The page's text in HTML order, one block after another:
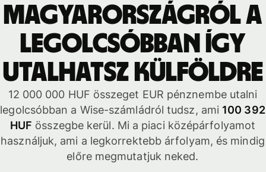
Magyarországról a
legolcsóbban így
utalhatsz külföldre
12 000 000 HUF összeget EUR pénznembe utalni
legolcsóbban a Wise-számládról tudsz, ami 100 392
HUF összegbe kerül. Mi a piaci középárfolyamot
használjuk, ami a legkorrektebb árfolyam, és mindig
előre megmutatjuk neked.